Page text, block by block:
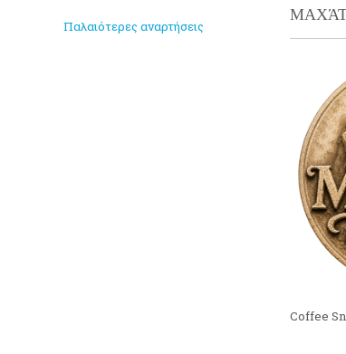
Παλαιότερες αναρτήσεις
Coffee